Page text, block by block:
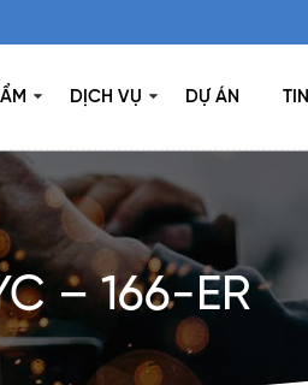
DỊCH VỤ DỰ ÁN
– 166-ER